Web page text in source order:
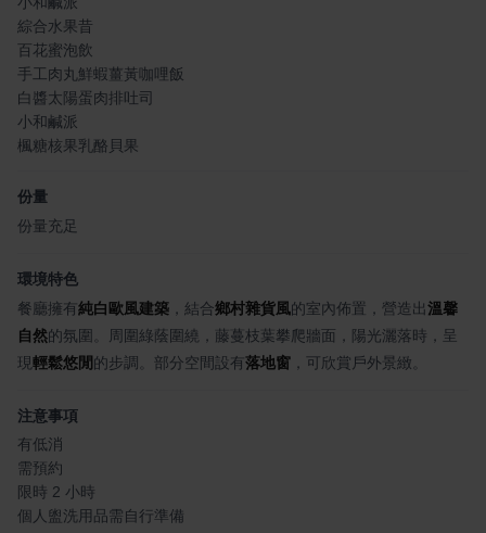
綜合水果昔
百花蜜泡飲
手工肉丸鮮蝦薑黃咖哩飯
白醬太陽蛋肉排吐司
小和鹹派
楓糖核果乳酪貝果
份量
份量充足
環境特色
餐廳擁有純白歐風建築 ，結合鄉村雜貨風的室內佈置，營造出溫馨
自然的氛圍。周圍綠蔭圍繞，藤蔓枝葉攀爬牆面，陽光灑落時，呈
現輕鬆悠閒的步調。部分空間設有落地窗 ，可欣賞戶外景緻。
注意事項
有低消
需預約
限時 2 小時
個人盥洗用品需自行準備